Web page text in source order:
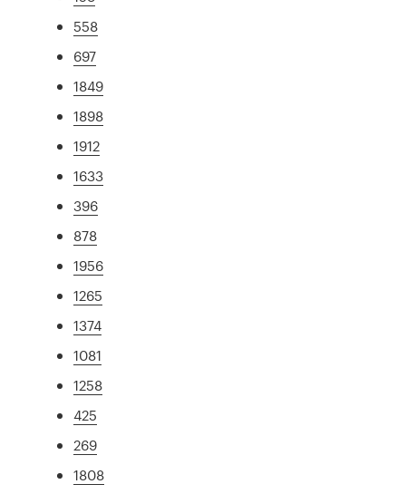
558
697
1849
1898
1912
1633
396
878
1956
1265
1374
1081
1258
425
269
1808